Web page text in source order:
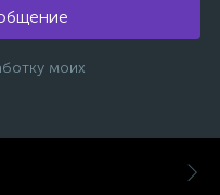
моих